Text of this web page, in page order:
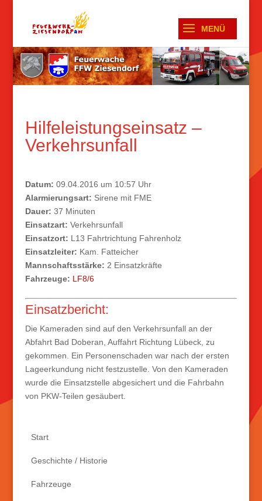
Hilfeleistungseinsatz –
Verkehrsunfall
Datum: 09.04.2016 um 10:57 Uhr
Alarmierungsart: Sirene mit FME
Dauer: 37 Minuten
Einsatzart: Verkehrsunfall
Einsatzort: L13 Fahrtrichtung Fahrenholz
Einsatzleiter: Kam. Fatteicher
Mannschaftsstärke: 2 Einsatzkräfte
Fahrzeuge: LF8/6
Einsatzbericht:
Die Kameraden sind auf den Verkehrsunfall an der
Abfahrt Bad Doberan, Auffahrt Richtung Lübeck, zu
gekommen. Ein Personenschaden war nach der ersten
Lageerkundung nicht festzustelle. Von den Kameraden
wurde die Einsatzstelle abgesichert und die Fahrbahn
von PKW-Teilen gesäubert.
Start
Geschichte / Historie
Fahrzeuge